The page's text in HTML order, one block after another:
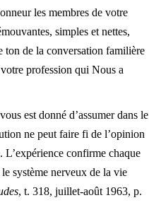
les membres de votre
simples et nettes,
ton de la conversation familière
profession qui Nous a
est donné d’assumer dans le
ne peut faire fi de l’opinion
confirme chaque
système nerveux de la vie
, t. 318, juillet-août 1963, p.